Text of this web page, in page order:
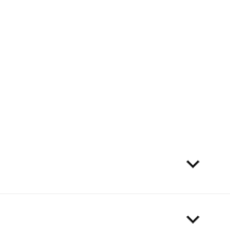

